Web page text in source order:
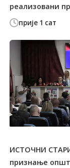
прије 1 сат
реализовани
ИСТОЧНИ
признање